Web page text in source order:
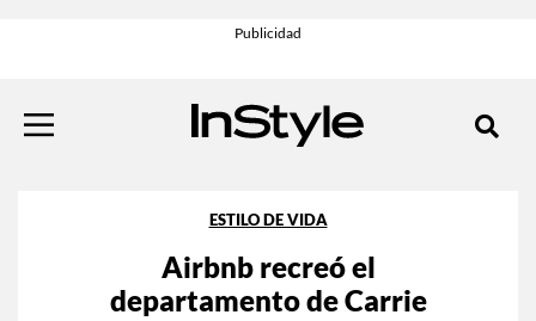
ESTILO DE VIDA
Airbnb recreó el
departamento de Carrie